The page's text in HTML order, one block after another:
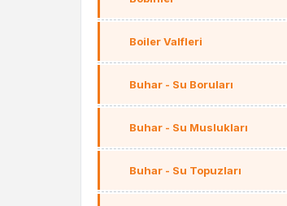
Boiler Valfleri
Buhar - Su Boruları
Buhar - Su Muslukları
Buhar - Su Topuzları